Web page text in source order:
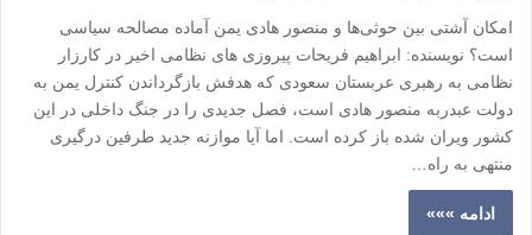
امکان آشتی بین حوثی‌ها و منصور هادی یمن آماده مصالحه سیاسی
است؟ نویسنده: ابراهیم فریحات پیروزی های نظامی اخیر در کارزار
نظامی به رهبری عربستان سعودی که هدفش بازگرداندن کنترل یمن به
دولت عبدربه منصور هادی است، فصل جدیدی را در جنگ داخلی در این
کشور ویران شده باز کرده است. اما آیا موازنه جدید طرفین درگیری
منتهی به راه…
ادامه »»»